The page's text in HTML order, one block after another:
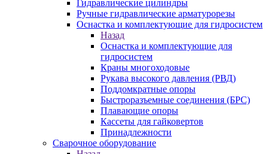
Гидравлические цилиндры
Ручные гидравлические арматурорезы
Оснастка и комплектующие для гидросистем
Назад
Оснастка и комплектующие для
гидросистем
Краны многоходовые
Рукава высокого давления (РВД)
Поддомкратные опоры
Быстроразъемные соединения (БРС)
Плавающие опоры
Кассеты для гайковертов
Принадлежности
Сварочное оборудование